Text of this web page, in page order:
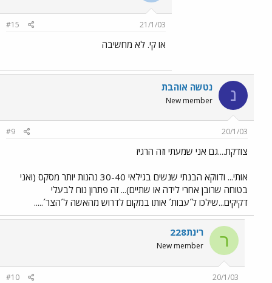
21/1/03
#15
או קי. לא מחשיבה
נ נטשה אוהבת
New member
20/1/03
#9
צודקת....גם אני שמעתי וזה הרגיז
אותי... ודווקא הבנתי שנשים בגילאי 30-40 נהנות יותר מסקס (ואני
בטוחה שרובן אחרי לידה או שתיים)... זה פתרון נוח לבעלי
דקיקים...שילכו ל´עבות´ אותו במקום לדרוש מהאשה ל´הצר´.....
ר רינת228
New member
20/1/03
#10